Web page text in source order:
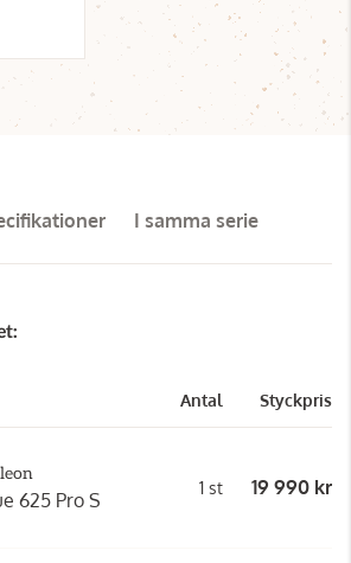
I samma serie
Antal Styckpris
625 Pro S
1 st 19 990 kr